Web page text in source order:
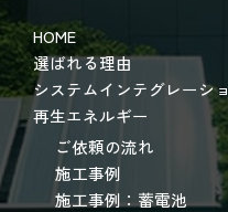
HOME
選ばれる理由
システムインテグレーシ
再生エネルギー
ご依頼の流れ
施工事例
施工事例：蓄電池